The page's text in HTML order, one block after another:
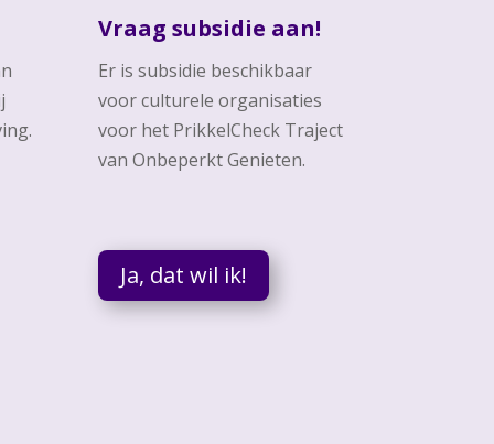
Vraag subsidie aan!
Er is subsidie beschikbaar
voor culturele organisaties
voor het PrikkelCheck Traject
van Onbeperkt Genieten.
Ja, dat wil ik!